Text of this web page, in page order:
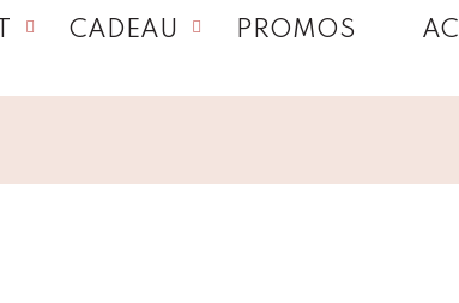
CADEAU PROMOS